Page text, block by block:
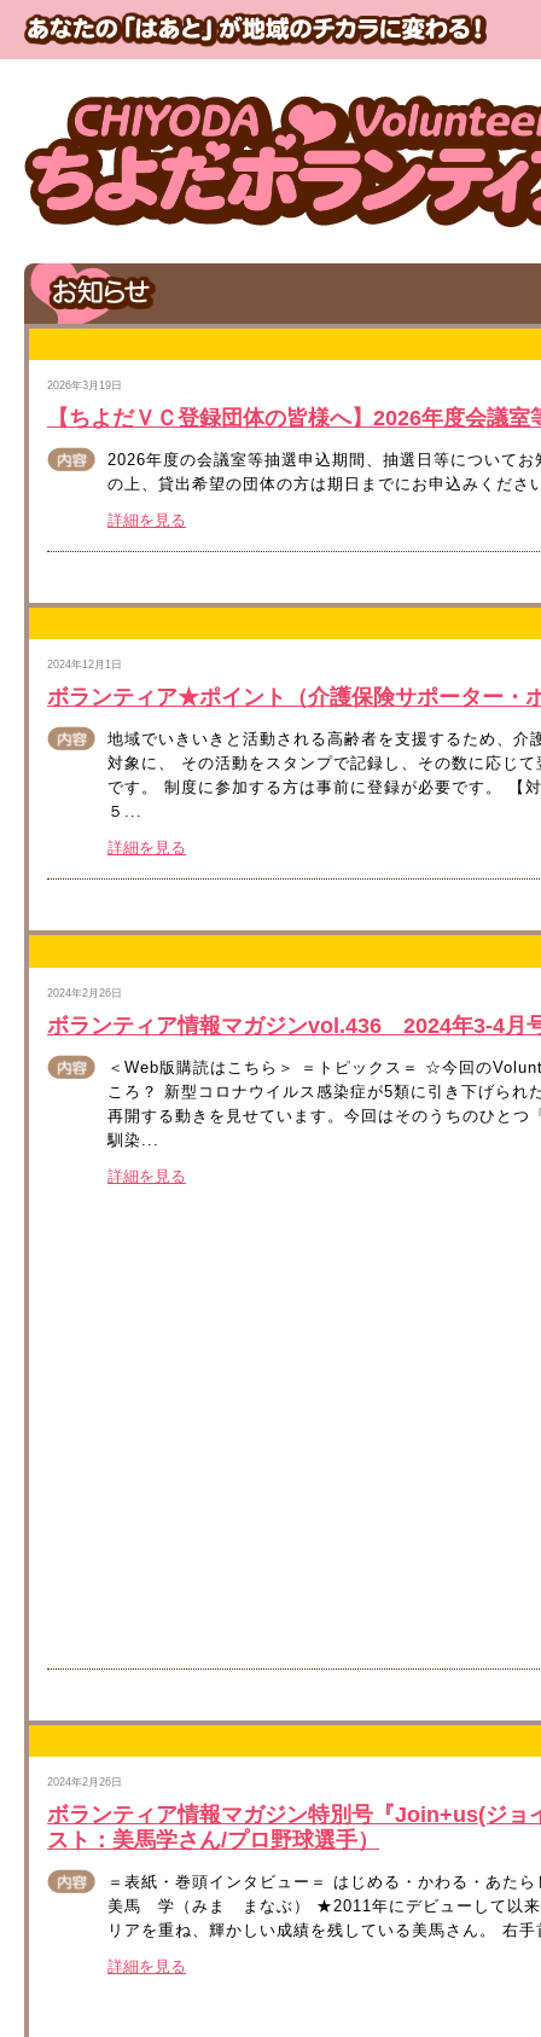
2026年3月19日
【ちよだＶＣ登録団体の皆様へ】2026年度会議
2026年度の会議室等抽選申込期間、抽選日等について
の上、貸出希望の団体の方は期日までにお申込みくだ
詳細を見る
2024年12月1日
ボランティア★ポイント（介護保険サポーター・
地域でいきいきと活動される高齢者を支援するため、
対象に、 その活動をスタンプで記録し、その数に応じ
です。 制度に参加する方は事前に登録が必要です。 【
５...
詳細を見る
2024年2月26日
ボランティア情報マガジンvol.436 2024年3-4月
＜Web版購読はこちら＞ ＝トピックス＝ ☆今回の
ころ？ 新型コロナウイルス感染症が5類に引き下げられ
再開する動きを見せています。今回はそのうちのひと
馴染...
詳細を見る
2024年2月26日
ボランティア情報マガジン特別号『Join+us(ジョ
スト：美馬学さん/プロ野球選手）
＝表紙・巻頭インタビュー＝ はじめる・かわる・あた
美馬 学（みま まなぶ） ★2011年にデビューして以来
リアを重ね、輝かしい成績を残している美馬さん。 右
詳細を見る